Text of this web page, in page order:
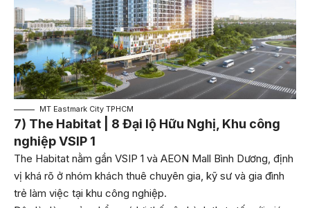
MT Eastmark City TPHCM
7) The Habitat | 8 Đại lộ Hữu Nghị, Khu công
nghiệp VSIP 1
The Habitat nằm gần VSIP 1 và AEON Mall Bình Dương, định
vị khá rõ ở nhóm khách thuê chuyên gia, kỹ sư và gia đình
trẻ làm việc tại khu công nghiệp.